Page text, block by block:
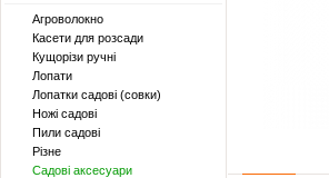
Агроволокно
Касети для розсади
Кущорізи ручні
Лопати
Лопатки садові (совки)
Ножі садові
Пили садові
Різне
Садові аксесуари